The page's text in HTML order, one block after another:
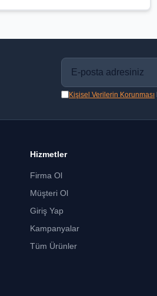
Kişisel Verilerin Korunması
Hizmetler
Firma Ol
Müşteri Ol
Giriş Yap
Kampanyalar
Tüm Ürünler